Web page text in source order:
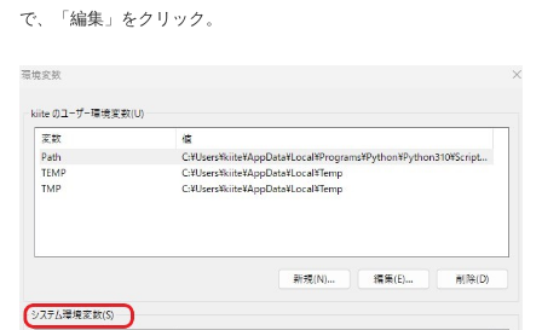
で、「編集」をクリック。